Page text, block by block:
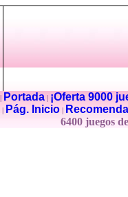
Portada|
¡Oferta 9000
Pág. Inicio
6400 juegos